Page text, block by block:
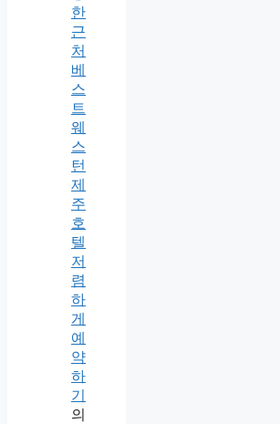
한
근
처
베
스
트
웨
스
턴
제
주
호
텔
저
렴
하
게
예
약
하
기
의